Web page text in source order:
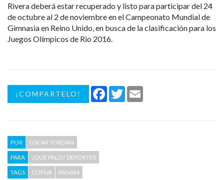
Rivera deberá estar recuperado y listo para participar del 24
de octubre al 2 de noviembre en el Campeonato Mundial de
Gimnasia en Reino Unido, en busca de la clasificación para los
Juegos Olímpicos de Rio 2016.
¡COMPARTELO! Facebook
Twitter
POR
OSCAR YORDÁN
PARA
¡QUE PALO! DEPORTES
TAGS
COPUR PANAM